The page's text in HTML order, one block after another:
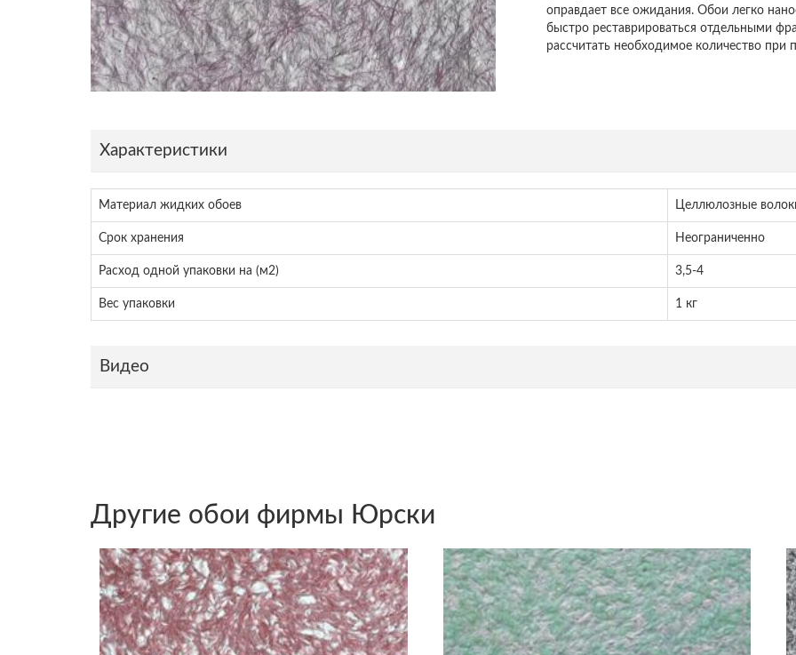
оправдает все ожидания. Обои легко
быстро реставрироваться отдельными
рассчитать необходимое количество при
Характеристики
Материал жидких обоев Целлюлозные
Срок хранения Неограниченно
Расход одной упаковки на (м2) 3,5-4
Вес упаковки 1 кг
Видео
Другие обои фирмы Юрски